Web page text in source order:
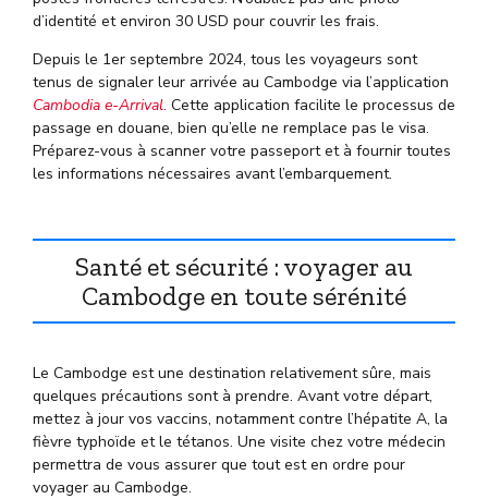
d’identité et environ 30 USD pour couvrir les frais.
Depuis le 1er septembre 2024, tous les voyageurs sont
tenus de signaler leur arrivée au Cambodge via l’application
Cambodia e-Arrival. Cette application facilite le processus de
passage en douane, bien qu’elle ne remplace pas le visa.
Préparez-vous à scanner votre passeport et à fournir toutes
les informations nécessaires avant l’embarquement.
Santé et sécurité : voyager au
Cambodge en toute sérénité
Le Cambodge est une destination relativement sûre, mais
quelques précautions sont à prendre. Avant votre départ,
mettez à jour vos vaccins, notamment contre l’hépatite A, la
fièvre typhoïde et le tétanos. Une visite chez votre médecin
permettra de vous assurer que tout est en ordre pour
voyager au Cambodge.